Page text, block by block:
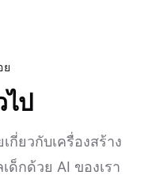
ย
ไป
ยวกับเครื่องสร้าง
กด้วย AI ของเรา